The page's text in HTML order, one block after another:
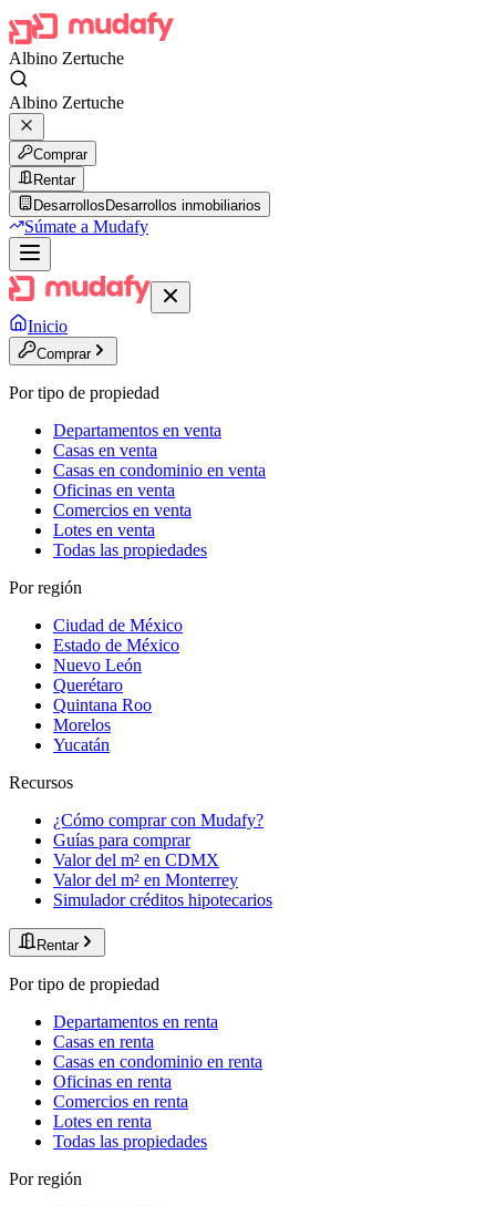
Albino Zertuche
Albino Zertuche
Comprar
Rentar
Desarrollos Desarrollos inmobiliarios
Súmate a Mudafy
Inicio
Comprar
Por tipo de propiedad
Departamentos en venta
Casas en venta
Casas en condominio en venta
Oficinas en venta
Comercios en venta
Lotes en venta
Todas las propiedades
Por región
Ciudad de México
Estado de México
Nuevo León
Querétaro
Quintana Roo
Morelos
Yucatán
Recursos
¿Cómo comprar con Mudafy?
Guías para comprar
Valor del m² en CDMX
Valor del m² en Monterrey
Simulador créditos hipotecarios
Rentar
Por tipo de propiedad
Departamentos en renta
Casas en renta
Casas en condominio en renta
Oficinas en renta
Comercios en renta
Lotes en renta
Todas las propiedades
Por región